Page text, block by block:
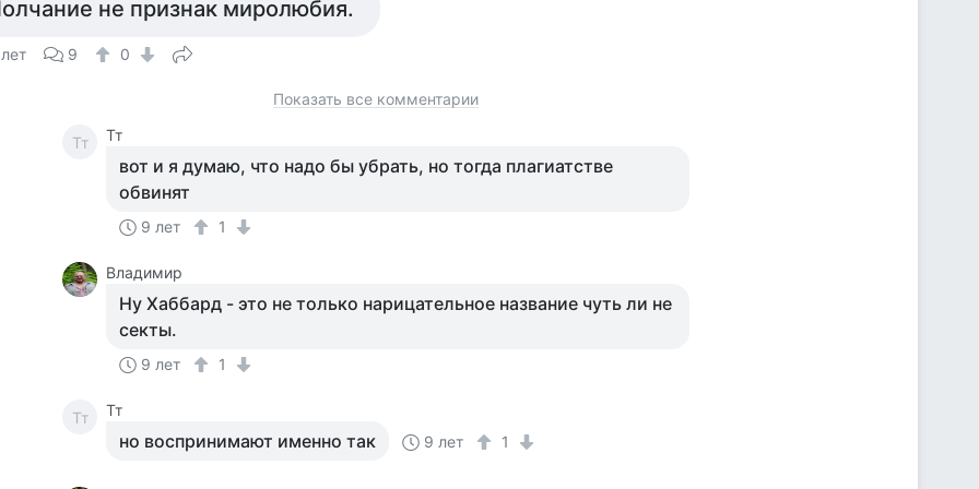
не признак миролюбия.
9 0
Показать все комментарии
Тт Тт
вот и я думаю, что надо бы убрать, но тогда плагиатстве
обвинят
9 лет 1
Владимир
Ну Хаббард - это не только нарицательное название чуть ли не
секты.
9 лет 1
Тт Тт
но воспринимают именно так 9 лет 1